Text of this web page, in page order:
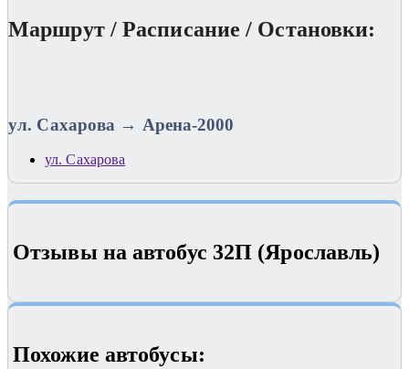
Маршрут / Расписание / Остановки:
ул. Сахарова → Арена-2000
ул. Сахарова
Отзывы на автобус 32П (Ярославль)
Похожие автобуcы: